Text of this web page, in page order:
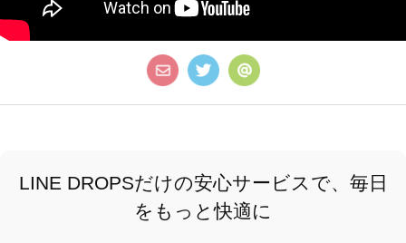
LINE DROPSだけの安心サービスで、毎日
をもっと快適に